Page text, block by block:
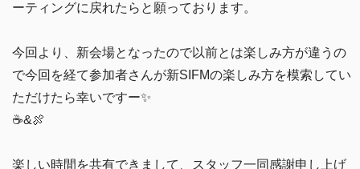
ーティングに戻れたらと願っております。
今回より、新会場となったので以前とは楽しみ方が違うの
で今回を経て参加者さんが新SIFMの楽しみ方を模索してい
ただけたら幸いですー✨
☕️&🍖
楽しい時間を共有できまして、スタッフ一同感謝申し上げ